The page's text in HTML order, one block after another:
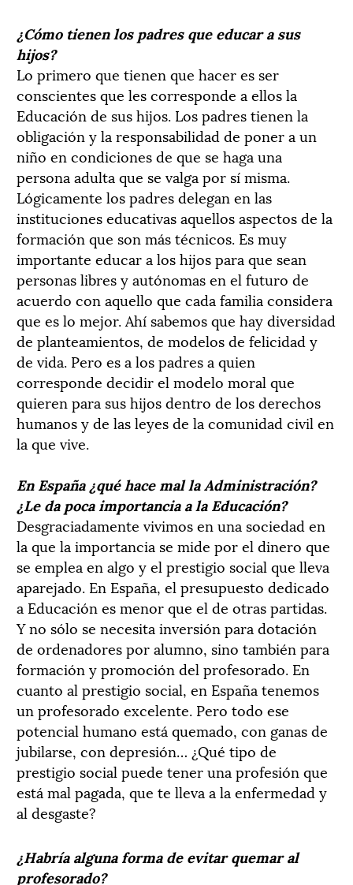
¿Cómo tienen los padres que educar a sus
hijos?
Lo primero que tienen que hacer es ser
conscientes que les corresponde a ellos la
Educación de sus hijos. Los padres tienen la
obligación y la responsabilidad de poner a un
niño en condiciones de que se haga una
persona adulta que se valga por sí misma.
Lógicamente los padres delegan en las
instituciones educativas aquellos aspectos de la
formación que son más técnicos. Es muy
importante educar a los hijos para que sean
personas libres y autónomas en el futuro de
acuerdo con aquello que cada familia considera
que es lo mejor. Ahí sabemos que hay diversidad
de planteamientos, de modelos de felicidad y
de vida. Pero es a los padres a quien
corresponde decidir el modelo moral que
quieren para sus hijos dentro de los derechos
humanos y de las leyes de la comunidad civil en
la que vive.
En España ¿qué hace mal la Administración?
¿Le da poca importancia a la Educación?
Desgraciadamente vivimos en una sociedad en
la que la importancia se mide por el dinero que
se emplea en algo y el prestigio social que lleva
aparejado. En España, el presupuesto dedicado
a Educación es menor que el de otras partidas.
Y no sólo se necesita inversión para dotación
de ordenadores por alumno, sino también para
formación y promoción del profesorado. En
cuanto al prestigio social, en España tenemos
un profesorado excelente. Pero todo ese
potencial humano está quemado, con ganas de
jubilarse, con depresión… ¿Qué tipo de
prestigio social puede tener una profesión que
está mal pagada, que te lleva a la enfermedad y
al desgaste?
¿Habría alguna forma de evitar quemar al
profesorado?